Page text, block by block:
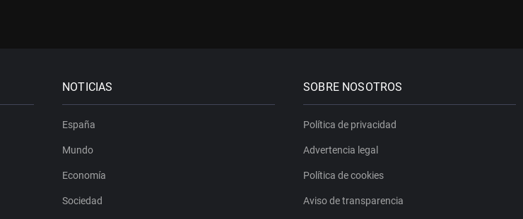
NOTICIAS
España
Mundo
Economía
Sociedad
SOBRE NOSOTROS
Política de privacidad
Advertencia legal
Política de cookies
Aviso de transparencia